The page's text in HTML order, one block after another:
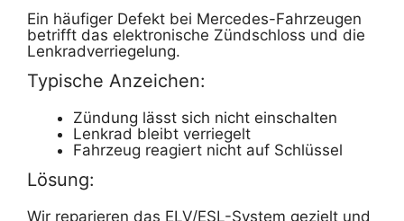
Ein häufiger Defekt bei Mercedes-Fahrzeugen
betrifft das elektronische Zündschloss und die
Lenkradverriegelung.
Typische Anzeichen:
Zündung lässt sich nicht einschalten
Lenkrad bleibt verriegelt
Fahrzeug reagiert nicht auf Schlüssel
Lösung:
Wir reparieren das ELV/ESL-System gezielt und